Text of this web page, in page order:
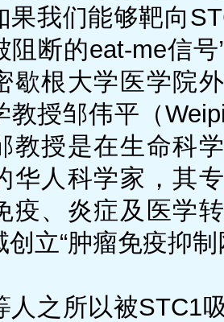
果我们能够靶向
阻断的eat-me信号
歇根大学医学院
教授邹伟平（
教授是在生命科
华人科学家，其
疫、炎症及医学
创立“肿瘤免疫抑制
人之所以被STC1